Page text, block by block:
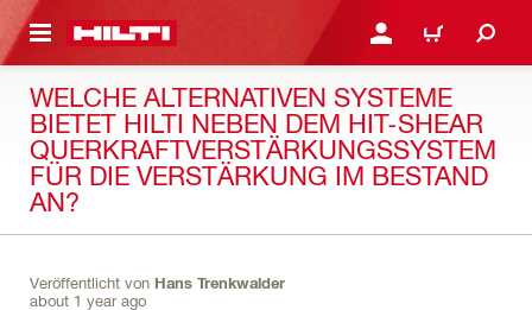
ANMELDEN ODER
WARENKORB
WELCHE ALTERNATIVEN SYSTEME
BIETET HILTI NEBEN DEM HIT-SHEAR
QUERKRAFTVERSTÄRKUNGSSYSTEM
FÜR DIE VERSTÄRKUNG IM BESTAND
AN?
Veröffentlicht von Hans Trenkwalder
about 1 year ago